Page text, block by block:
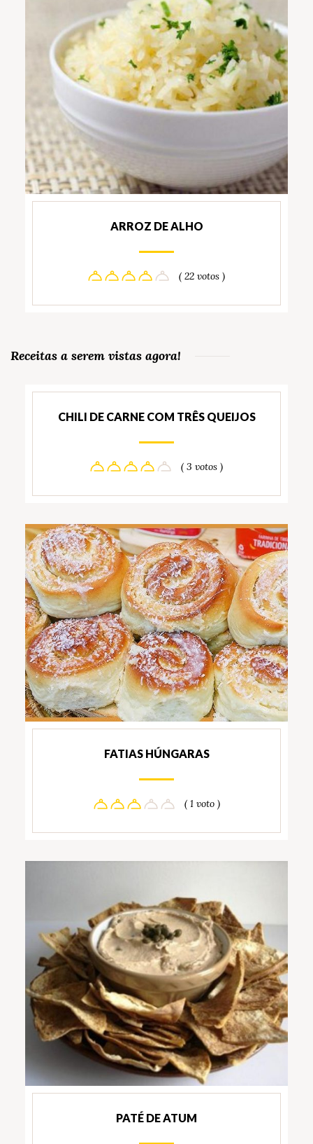
ARROZ DE ALHO
( 22 votos )
Receitas a serem vistas agora!
CHILI DE CARNE COM TRÊS QUEIJOS
( 3 votos )
FATIAS HÚNGARAS
( 1 voto )
PATÉ DE ATUM